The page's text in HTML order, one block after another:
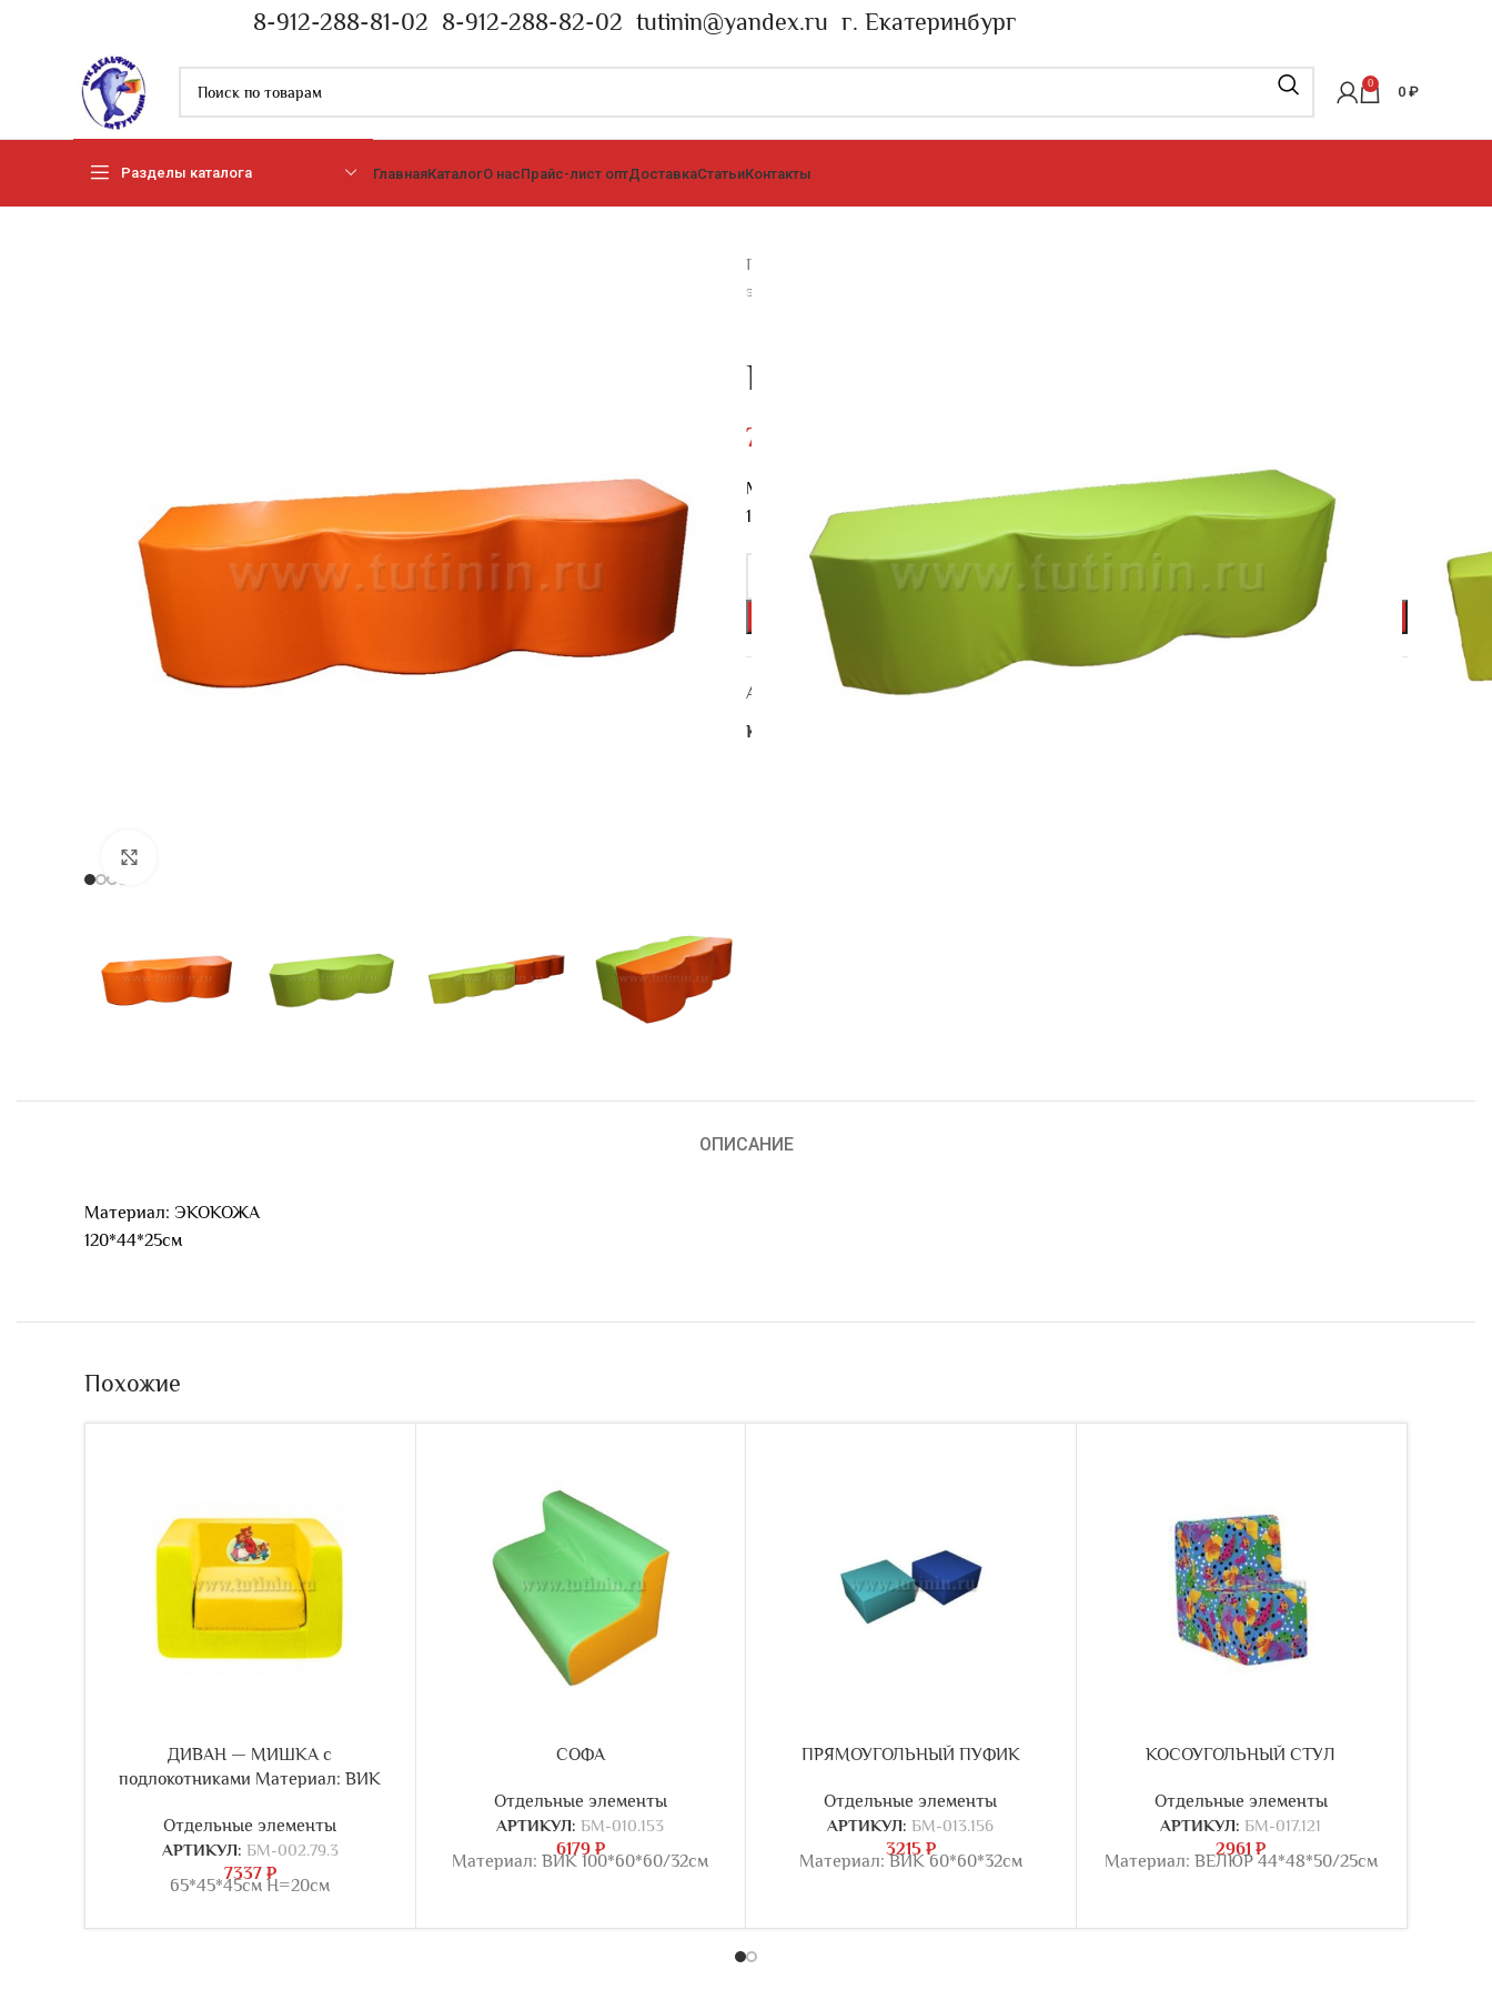
8-912-288-81-02 8-912-288-82-02 tutinin@yandex.ru г. Екатеринбург
0
0 ₽
Разделы каталога ГлавнаяКаталогО насПрайс-лист оптДоставкаСтатьиКонтакты
Главная страница
элементы
ПУФИК «ВОЛНА»
7807
Материал: ЭКОКОЖА
120*44*25см
Артикул:
БМ-036.203.1
Категория:
ОПИСАНИЕ
Материал: ЭКОКОЖА
120*44*25см
Похожие
ДИВАН — МИШКА с
подлокотниками Материал: ВИК
Отдельные элементы
АРТИКУЛ: БМ-002.79.3
7337 ₽
65*45*45см Н=20см
СОФА
Отдельные элементы
АРТИКУЛ: БМ-010.153
6179 ₽
Материал: ВИК 100*60*60/32см
ПРЯМОУГОЛЬНЫЙ ПУФИК
Отдельные элементы
АРТИКУЛ: БМ-013.156
3215 ₽
Материал: ВИК 60*60*32см
КОСОУГОЛЬНЫЙ СТУЛ
Отдельные элементы
АРТИКУЛ: БМ-017.121
2961₽
Материал: ВЕЛЮР 44*48*50/25см